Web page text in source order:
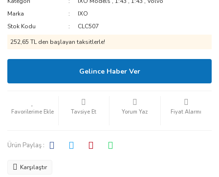
Marka
IXO
Stok Kodu
CLC507
252,65 TL den başlayan taksitlerle!
Gelince Haber Ver
Tavsiye Et Yorum Yaz Fiyat Alarmı
Ürün Paylaş :
Karşılaştır